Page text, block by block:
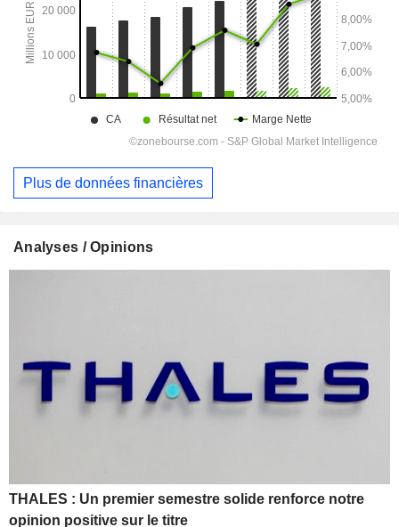
Plus de données financières
Analyses / Opinions
THALES : Un premier semestre solide renforce notre
opinion positive sur le titre